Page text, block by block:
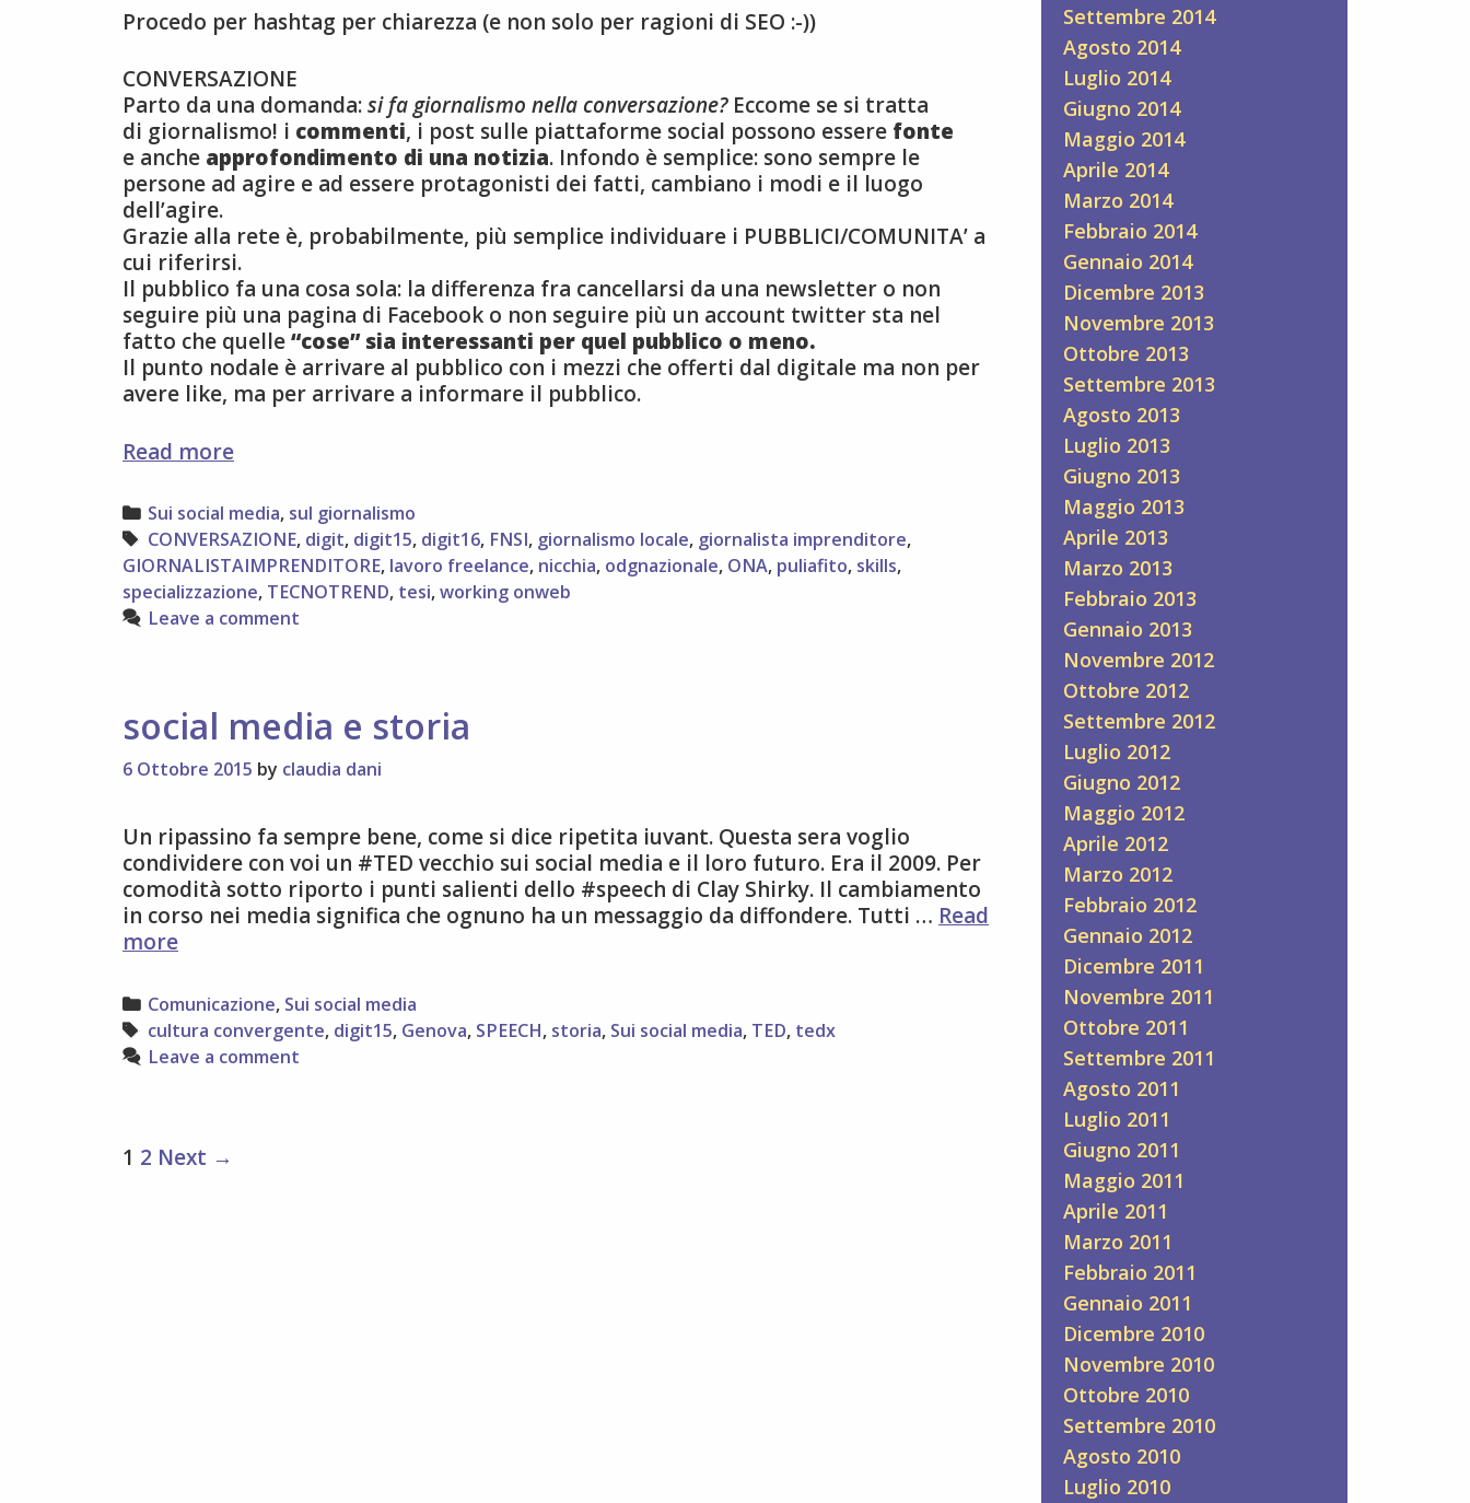
Procedo per hashtag per chiarezza (e non solo per ragioni di SEO :-))
CONVERSAZIONE
Parto da una domanda:si fa giornalismo nella conversazione?Eccome se si tratta
di giornalismo! i commenti, i post sulle piattaforme social possono essere fonte
e anche approfondimento di una notizia. Infondo è semplice: sono sempre le
persone ad agire e ad essere protagonisti dei fatti, cambiano i modi e il luogo
dell’agire.
Grazie alla rete è, probabilmente, più semplice individuare i PUBBLICI/COMUNITA’ a
cui riferirsi.
Il pubblico fa una cosa sola: la differenza fra cancellarsi da una newsletter o non
seguire più una pagina di Facebook o non seguire più un account twitter sta nel
fatto che quelle“cose” sia interessanti per quel pubblico o meno.
Il punto nodale è arrivare al pubblico con i mezzi che offerti dal digitale ma non per
avere like, ma per arrivare a informare il pubblico.
Read moredigitale
cultura,
riflessioni
post-
digit15
Categories
Sui social media, sul giornalismo
Tags
CONVERSAZIONE, digit, digit15, digit16, FNSI, giornalismo locale, giornalista imprenditore,
GIORNALISTAIMPRENDITORE, lavoro freelance, nicchia, odgnazionale, ONA, puliafito, skills,
specializzazione, TECNOTREND, tesi,working onweb
Leave a comment
social media e storia
6 Ottobre 2015 by claudia dani
Un ripassino fa sempre bene, come si dice ripetita iuvant. Questa sera voglio
condividere con voi un #TED vecchio sui social media e il loro futuro. Era il 2009. Per
comodità sotto riporto i punti salienti dello #speech di Clay Shirky. Il cambiamento
in corso nei media significa che ognuno ha un messaggio da diffondere. Tutti … Read
moresocial
e
storia
Categories
Comunicazione, Sui social media
Tags
cultura convergente, digit15, Genova, SPEECH, storia, Sui social media, TED, tedx
Leave a comment
Post
1 2 Next →
Settembre 2014
Agosto 2014
Luglio 2014
Giugno 2014
Maggio 2014
Aprile 2014
Marzo 2014
Febbraio 2014
Gennaio 2014
Dicembre 2013
Novembre 2013
Ottobre 2013
Settembre 2013
Agosto 2013
Luglio 2013
Giugno 2013
Maggio 2013
Aprile 2013
Marzo 2013
Febbraio 2013
Gennaio 2013
Novembre 2012
Ottobre 2012
Settembre 2012
Luglio 2012
Giugno 2012
Maggio 2012
Aprile 2012
Marzo 2012
Febbraio 2012
Gennaio 2012
Dicembre 2011
Novembre 2011
Ottobre 2011
Settembre 2011
Agosto 2011
Luglio 2011
Giugno 2011
Maggio 2011
Aprile 2011
Marzo 2011
Febbraio 2011
Gennaio 2011
Dicembre 2010
Novembre 2010
Ottobre 2010
Settembre 2010
Agosto 2010
Luglio 2010